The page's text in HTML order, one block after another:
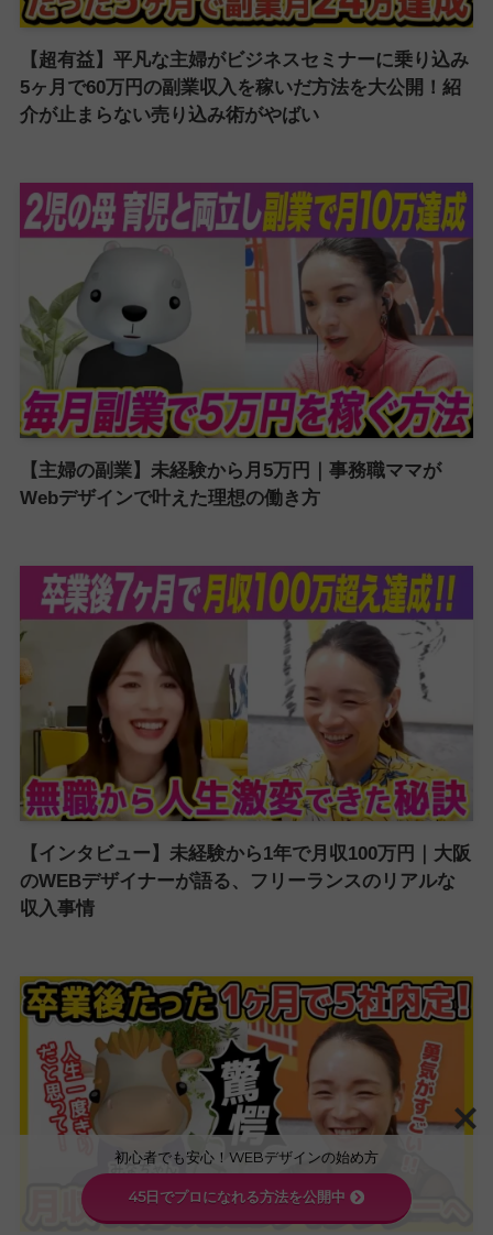
【超有益】平凡な主婦がビジネスセミナーに乗り込み
5ヶ月で60万円の副業収入を稼いだ方法を大公開！紹
介が止まらない売り込み術がやばい
【主婦の副業】未経験から月5万円｜事務職ママが
Webデザインで叶えた理想の働き方
【インタビュー】未経験から1年で月収100万円｜大阪
のWEBデザイナーが語る、フリーランスのリアルな
収入事情
初心者でも安心！WEBデザインの始め方
45日でプロになれる方法を公開中